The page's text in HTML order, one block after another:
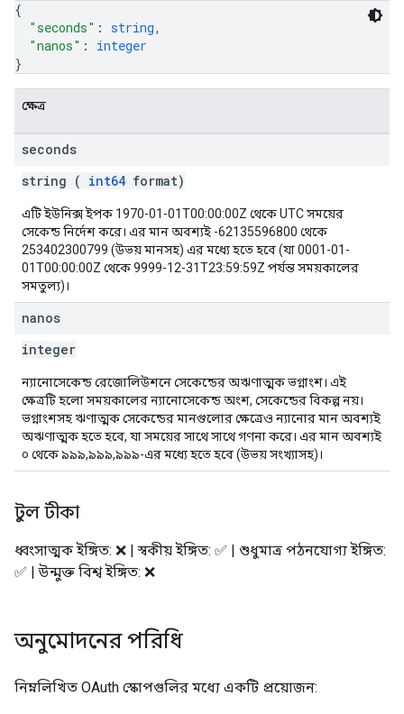
{
"seconds" : string,
"nanos" : integer
}
ক্ষেত্র
seconds
string ( int64 format)
এটি ইউনিক্স ইপক 1970-01-01T00:00:00Z থেকে UTC সময়ের
সেকেন্ড নির্দেশ করে। এর মান অবশ্যই -62135596800 থেকে
253402300799 (উভয় মানসহ) এর মধ্যে হতে হবে (যা 0001-01-
01T00:00:00Z থেকে 9999-12-31T23:59:59Z পর্যন্ত সময়কালের
সমতুল্য)।
nanos
integer
ন্যানোসেকেন্ড রেজোলিউশনে সেকেন্ডের অঋণাত্মক ভগ্নাংশ। এই
ক্ষেত্রটি হলো সময়কালের ন্যানোসেকেন্ড অংশ, সেকেন্ডের বিকল্প নয়।
ভগ্নাংশসহ ঋণাত্মক সেকেন্ডের মানগুলোর ক্ষেত্রেও ন্যানোর মান অবশ্যই
অঋণাত্মক হতে হবে, যা সময়ের সাথে সাথে গণনা করে। এর মান অবশ্যই
০ থেকে ৯৯৯,৯৯৯,৯৯৯-এর মধ্যে হতে হবে (উভয় সংখ্যাসহ)।
টুল টীকা
ধ্বংসাত্মক ইঙ্গিত: ❌ | স্বকীয় ইঙ্গিত: ✅ | শুধুমাত্র পঠনযোগ্য ইঙ্গিত:
✅ | উন্মুক্ত বিশ্ব ইঙ্গিত: ❌
অনুমোদনের পরিধি
নিম্নলিখিত OAuth স্কোপগুলির মধ্যে একটি প্রয়োজন: